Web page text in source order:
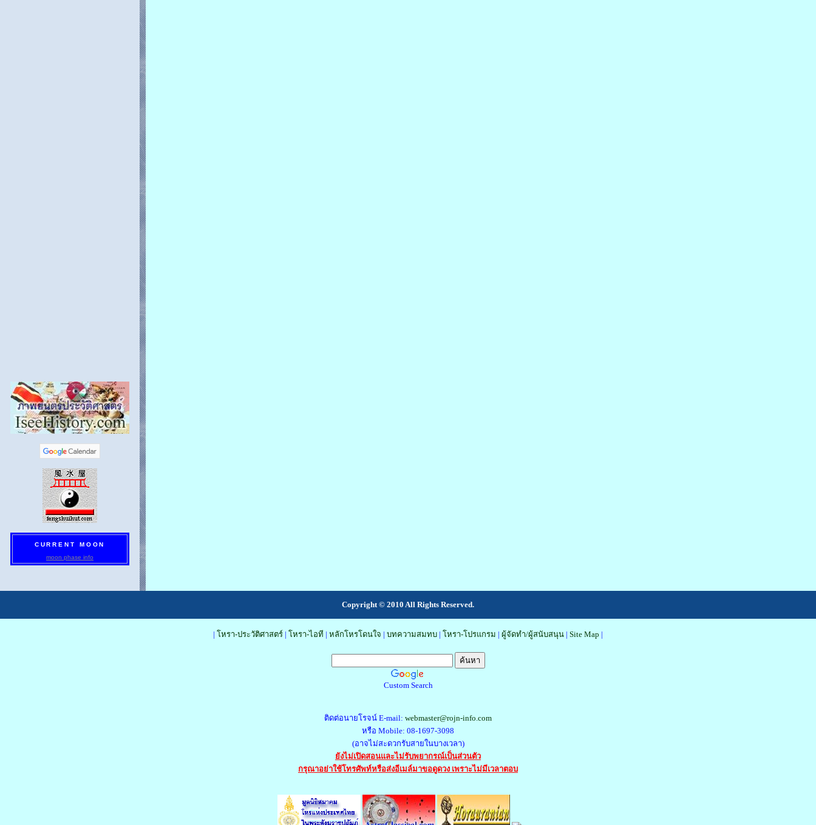
CURRENT MOON
moon phase info
Copyright © 2010 All Rights Reserved.
| โหรา-ประวัติศาสตร์ | โหรา-ไอที | หลักโหรโดนใจ | บทความสมทบ | โหรา-โปรแกรม | ผู้จัดทำ/ผู้สนับสนุน | Site Map |
Custom Search
ติดต่อนายโรจน์ E-mail: webmaster@rojn-info.com
หรือ Mobile: 08-1697-3098
(อาจไม่สะดวกรับสายในบางเวลา)
ยังไม่เปิดสอนและไม่รับพยากรณ์เป็นส่วนตัว
กรุณาอย่าใช้โทรศัพท์หรือส่งอีเมล์มาขอดูดวง เพราะไม่มีเวลาตอบ